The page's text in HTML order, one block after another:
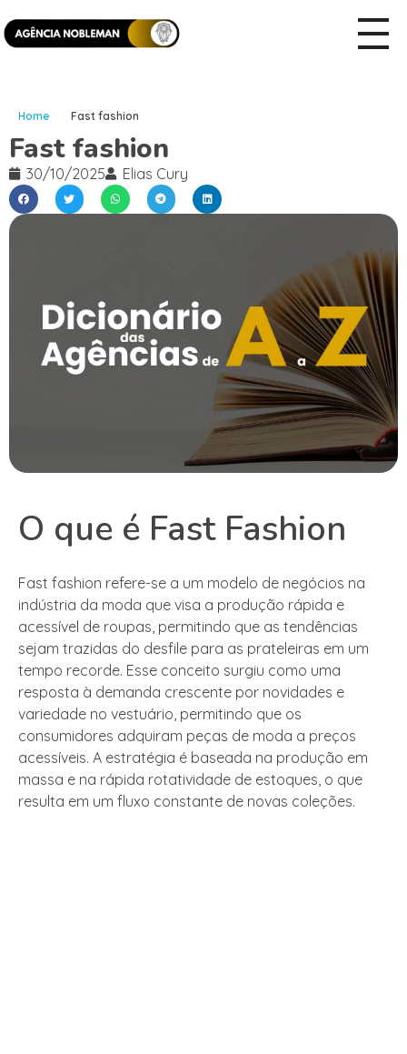
Home Fast fashion
Fast fashion
30/10/2025 Elias Cury
O que é Fast Fashion
Fast fashion refere-se a um modelo de negócios na
indústria da moda que visa a produção rápida e
acessível de roupas, permitindo que as tendências
sejam trazidas do desfile para as prateleiras em um
tempo recorde. Esse conceito surgiu como uma
resposta à demanda crescente por novidades e
variedade no vestuário, permitindo que os
consumidores adquiram peças de moda a preços
acessíveis. A estratégia é baseada na produção em
massa e na rápida rotatividade de estoques, o que
resulta em um fluxo constante de novas coleções.